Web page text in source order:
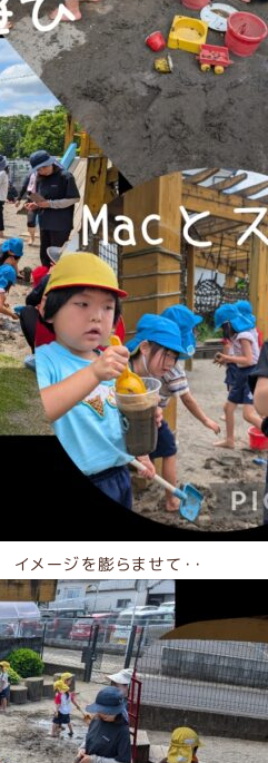
イメージを膨らませて・・